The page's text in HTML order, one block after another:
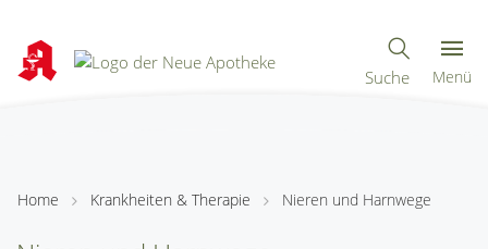
Suche Menü
Home Krankheiten & Therapie Nieren und Harnwege